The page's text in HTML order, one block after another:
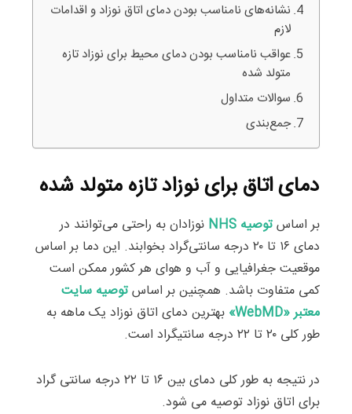
نشانه‌های نامناسب بودن دمای اتاق نوزاد و اقدامات
لازم
عواقب نامناسب بودن دمای محیط برای نوزاد تازه
متولد شده
سوالات متداول
جمع‌بندی
دمای اتاق برای نوزاد تازه متولد شده
بر اساستوصیه NHS
نوزادان به راحتی می‌توانند در
دمای ۱۶ تا ۲۰ درجه سانتی‌گراد بخوابند. این دما بر اساس
موقعیت جغرافیایی و آب و هوای هر کشور ممکن است
کمی متفاوت باشد. همچنین بر اساستوصیه سایت
معتبر «WebMD»
بهترین دمای اتاق نوزاد یک ماهه به
طور کلی ۲۰ تا ۲۲ درجه سانتیگراد است.
در نتیجه به طور کلی دمای بین ۱۶ تا ۲۲ درجه سانتی گراد
برای اتاق نوزاد توصیه می شود.